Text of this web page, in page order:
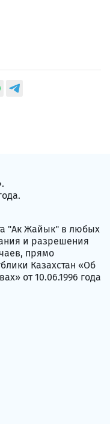
"Ак Жайык" в любых
и разрешения
прямо
Казахстан «Об
от 10.06.1996 года